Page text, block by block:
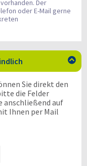
Der
oder E-Mail gerne

Sie direkt den
die Felder
anschließend auf
Ihnen per Mail